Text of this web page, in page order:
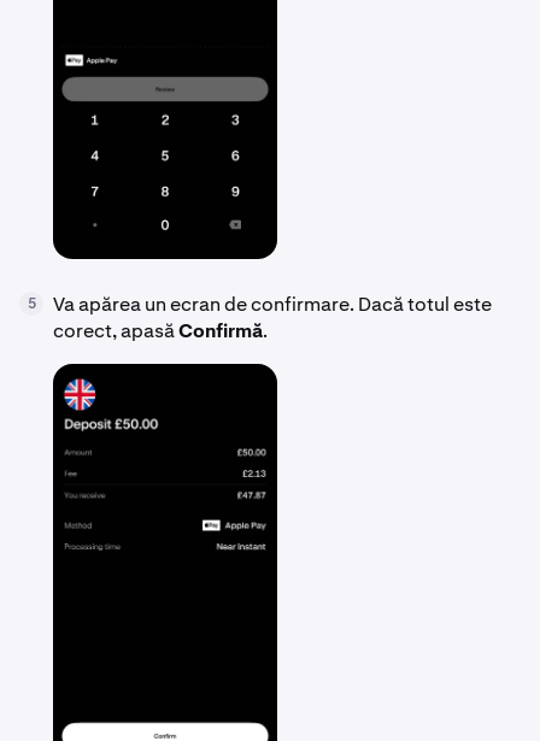
5
Va apărea un ecran de confirmare. Dacă totul este
corect, apasăConfirmă.